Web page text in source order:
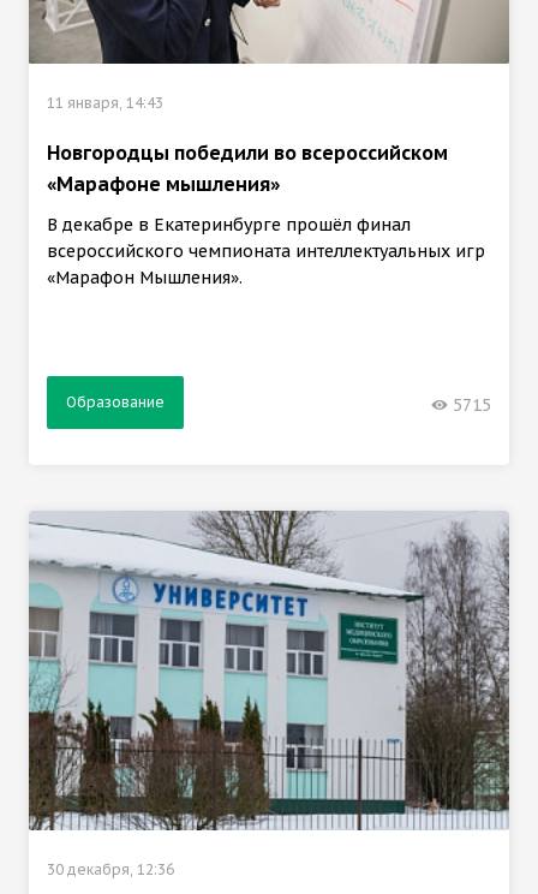
11 января, 14:43
Новгородцы победили во всероссийском
«Марафоне мышления»
В декабре в Екатеринбурге прошёл финал
всероссийского чемпионата интеллектуальных игр
«Марафон Мышления».
Образование 5715
30 декабря, 12:36